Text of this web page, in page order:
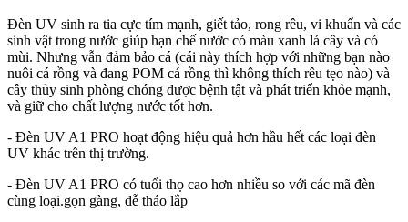
Đèn UV sinh ra tia cực tím mạnh, giết tảo, rong rêu, vi khuẩn và các
sinh vật trong nước giúp hạn chế nước có màu xanh lá cây và có
mùi. Nhưng vẫn đảm bảo cá (cái này thích hợp với những bạn nào
nuôi cá rồng và đang POM cá rồng thì không thích rêu tẹo nào) và
cây thủy sinh phòng chóng được bệnh tật và phát triển khỏe mạnh,
và giữ cho chất lượng nước tốt hơn.
- Đèn UV A1 PRO hoạt động hiệu quả hơn hầu hết các loại đèn
UV khác trên thị trường.
- Đèn UV A1 PRO có tuổi thọ cao hơn nhiều so với các mã đèn
cùng loại.gọn gàng, dễ tháo lắp